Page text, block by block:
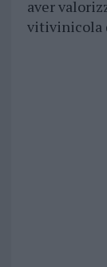
aver
vitivinicola